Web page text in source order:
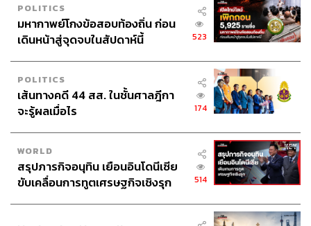
POLITICS
มหากาพย์โกงข้อสอบท้องถิ่น ก่อน
เดินหน้าสู่จุดจบในสัปดาห์นี้
523
POLITICS
เส้นทางคดี 44 สส. ในชั้นศาลฎีกา
จะรู้ผลเมื่อไร
174
WORLD
สรุปภารกิจอนุทิน เยือนอินโดนีเซีย
ขับเคลื่อนการทูตเศรษฐกิจเชิงรุก
514